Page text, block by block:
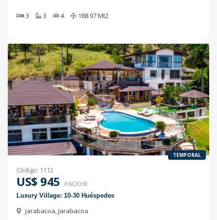
3 3 4 188.97Mt2
TEMPORAL
Código: 1112
US$ 945 X NOCHE
Luxury Village: 10-30 Huéspedes
Jarabacoa,Jarabacoa